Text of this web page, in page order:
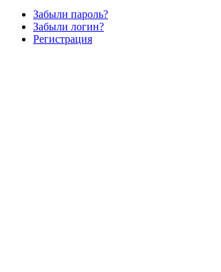
Забыли пароль?
Забыли логин?
Регистрация